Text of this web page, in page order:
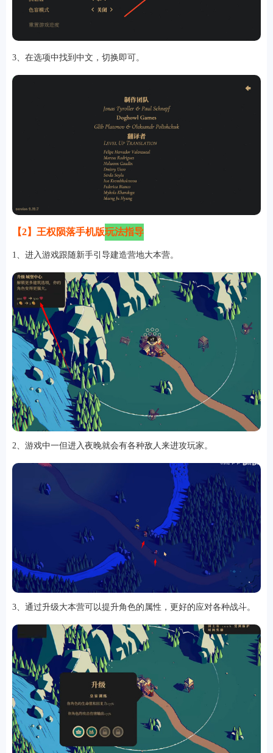
排行
角色扮演小游戏恋爱养成沙盒模组 up主自制赛车竞速 策略塔防
益智休闲冒险解谜街机格斗 音乐游戏单机游戏
系统工具影音播放游戏辅助摄影美颜 旅游出行金融理财娱乐
趣味新闻阅读考试学习AI软件 健康运动生活购物 地图导航主题桌面
3、在选项中找到中文，切换即可。
【2】王权陨落手机版玩法指导
1、进入游戏跟随新手引导建造营地大本营。
2、游戏中一但进入夜晚就会有各种敌人来进攻玩家。
3、通过升级大本营可以提升角色的属性，更好的应对各种战斗。